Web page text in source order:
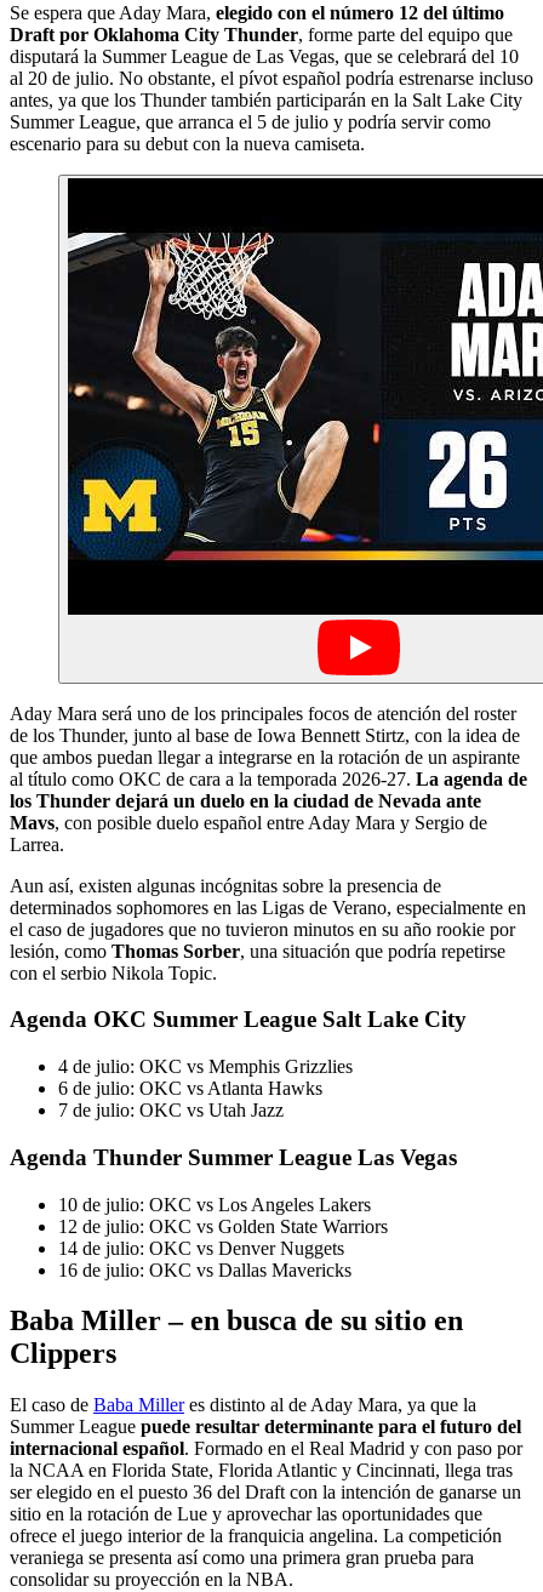
Se espera que Aday Mara, elegido con el número 12 del último
Draft por Oklahoma City Thunder, forme parte del equipo que
disputará la Summer League de Las Vegas, que se celebrará del 10
al 20 de julio. No obstante, el pívot español podría estrenarse incluso
antes, ya que los Thunder también participarán en la Salt Lake City
Summer League, que arranca el 5 de julio y podría servir como
escenario para su debut con la nueva camiseta.
Aday Mara será uno de los principales focos de atención del roster
de los Thunder, junto al base de Iowa Bennett Stirtz, con la idea de
que ambos puedan llegar a integrarse en la rotación de un aspirante
al título como OKC de cara a la temporada 2026-27. La agenda de
los Thunder dejará un duelo en la ciudad de Nevada ante
Mavs, con posible duelo español entre Aday Mara y Sergio de
Larrea.
Aun así, existen algunas incógnitas sobre la presencia de
determinados sophomores en las Ligas de Verano, especialmente en
el caso de jugadores que no tuvieron minutos en su año rookie por
lesión, como Thomas Sorber, una situación que podría repetirse
con el serbio Nikola Topic.
Agenda OKC Summer League Salt Lake City
4 de julio: OKC vs Memphis Grizzlies
6 de julio: OKC vs Atlanta Hawks
7 de julio: OKC vs Utah Jazz
Agenda Thunder Summer League Las Vegas
10 de julio: OKC vs Los Angeles Lakers
12 de julio: OKC vs Golden State Warriors
14 de julio: OKC vs Denver Nuggets
16 de julio: OKC vs Dallas Mavericks
Baba Miller – en busca de su sitio en
Clippers
El caso de Baba Milleres distinto al de Aday Mara, ya que la
Summer League puede resultar determinante para el futuro del
internacional español. Formado en el Real Madrid y con paso por
la NCAA en Florida State, Florida Atlantic y Cincinnati, llega tras
ser elegido en el puesto 36 del Draft con la intención de ganarse un
sitio en la rotación de Lue y aprovechar las oportunidades que
ofrece el juego interior de la franquicia angelina. La competición
veraniega se presenta así como una primera gran prueba para
consolidar su proyección en la NBA.